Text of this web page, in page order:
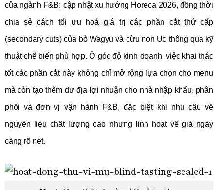
của ngành F&B: cập nhật xu hướng Horeca 2026, đồng thời
chia sẻ cách tối ưu hoá giá trị các phần cắt thứ cấp
(secondary cuts) của bò Wagyu và cừu non Úc thông qua kỹ
thuật chế biến phù hợp. Ở góc độ kinh doanh, việc khai thác
tốt các phần cắt này không chỉ mở rộng lựa chọn cho menu
mà còn tạo thêm dư địa lợi nhuận cho nhà nhập khẩu, phân
phối và đơn vị vận hành F&B, đặc biệt khi nhu cầu về
nguyên liệu chất lượng cao nhưng linh hoạt về giá ngày
càng rõ nét.